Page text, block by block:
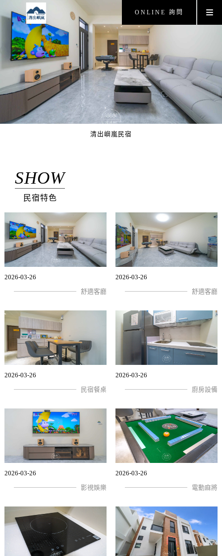
ONLINE 詢問
清出嶼嵐民宿
SHOW
民宿特色
2026-03-26
舒適客廳
2026-03-26
舒適客廳
2026-03-26
民宿餐桌
2026-03-26
廚房設備
2026-03-26
影視娛樂
2026-03-26
電動麻將